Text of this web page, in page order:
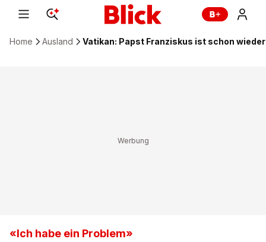
Home Ausland Vatikan: Papst Franziskus ist schon
«Ich habe ein Problem»